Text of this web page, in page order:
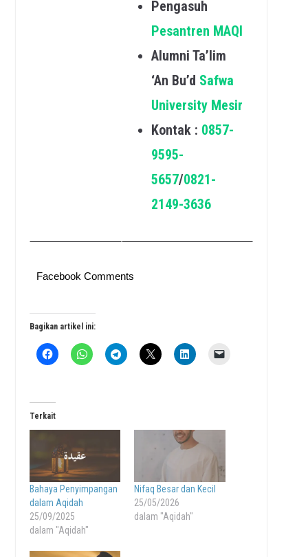
Pengasuh
Pesantren MAQI
Alumni Ta’lim
‘An Bu’d Safwa
University Mesir
Kontak : 0857-
9595-
5657/0821-
2149-3636
Facebook Comments
Bagikan artikel ini:
Terkait
Bahaya Penyimpangan
dalam Aqidah
25/09/2025
dalam "Aqidah"
Nifaq Besar dan Kecil
25/05/2026
dalam "Aqidah"